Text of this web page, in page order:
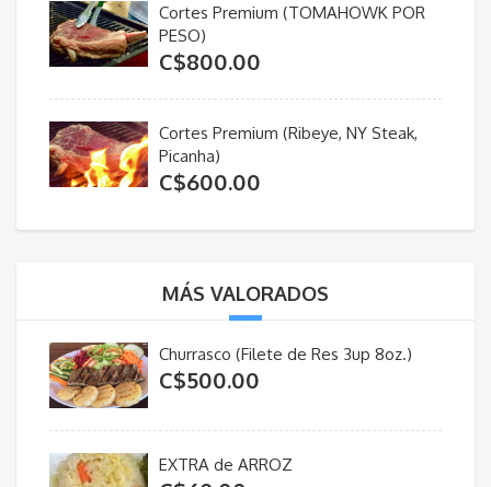
Cortes Premium (TOMAHOWK POR
PESO)
C$800.00
Cortes Premium (Ribeye, NY Steak,
Picanha)
C$600.00
MÁS VALORADOS
Churrasco (Filete de Res 3up 8oz.)
C$500.00
EXTRA de ARROZ